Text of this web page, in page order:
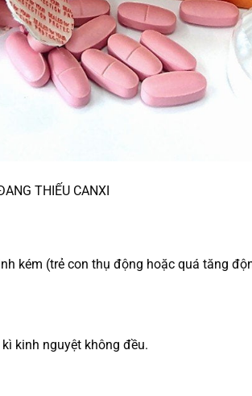
THIẾU CANXI
kém (trẻ con thụ động hoặc quá tăng
kinh nguyệt không đều.